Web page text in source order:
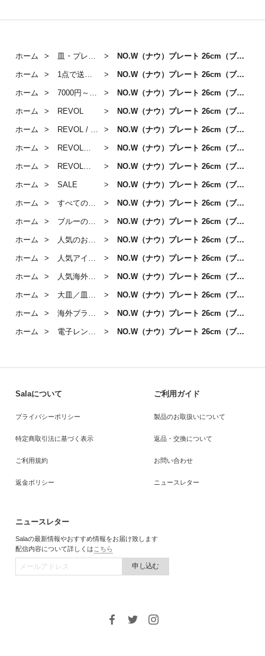
ホーム 皿・プレート NO.W（ナウ）プレート 26cm（ブルー）
ホーム 1点で送料無料対象アイテム NO.W（ナウ）プレート 26cm（ブルー）
ホーム 7000円～10000円のうつわ NO.W（ナウ）プレート 26cm（ブルー）
ホーム REVOL NO.W（ナウ）プレート 26cm（ブルー）
ホーム REVOL / 皿・プレート NO.W（ナウ）プレート 26cm（ブルー）
ホーム REVOL「NO.W / ナウ」 NO.W（ナウ）プレート 26cm（ブルー）
ホーム REVOL「NO.W / ナウ」/ 皿・プレート NO.W（ナウ）プレート 26cm（ブルー）
ホーム SALE NO.W（ナウ）プレート 26cm（ブルー）
ホーム すべての商品 NO.W（ナウ）プレート 26cm（ブルー）
ホーム ブルーのうつわ NO.W（ナウ）プレート 26cm（ブルー）
ホーム 人気のおしゃれ海外食器ブランド4選 NO.W（ナウ）プレート 26cm（ブルー）
ホーム 人気アイテム NO.W（ナウ）プレート 26cm（ブルー）
ホーム 人気海外食器ブランド3選 NO.W（ナウ）プレート 26cm（ブルー）
ホーム 大皿／皿・プレート（24cm～） NO.W（ナウ）プレート 26cm（ブルー）
ホーム 海外ブランド セレクション NO.W（ナウ）プレート 26cm（ブルー）
ホーム 電子レンジ・食洗器OKのうつわ NO.W（ナウ）プレート 26cm（ブルー）
Salaについて
プライバシーポリシー
特定商取引法に基づく表示
ご利用規約
返金ポリシー
ご利用ガイド
製品のお取扱いについて
返品・交換について
お問い合わせ
ニュースレター
ニュースレター
Salaの最新情報やおすすめ情報をお届け致します
配信内容について詳しくは こちら
申し込む